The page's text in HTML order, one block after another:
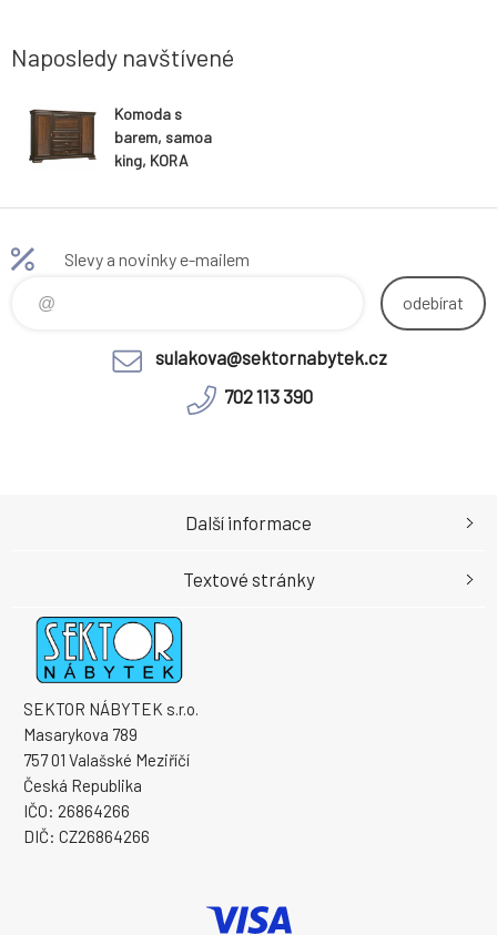
Naposledy navštívené
Komoda s
barem, samoa
king, KORA
Slevy a novinky e-mailem
odebírat
sulakova@sektornabytek.cz
702 113 390
SEKTOR NÁBYTEK s.r.o.
Masarykova 789
757 01 Valašské Meziříčí
Česká Republika
IČO: 26864266
DIČ: CZ26864266
Další informace
Textové stránky